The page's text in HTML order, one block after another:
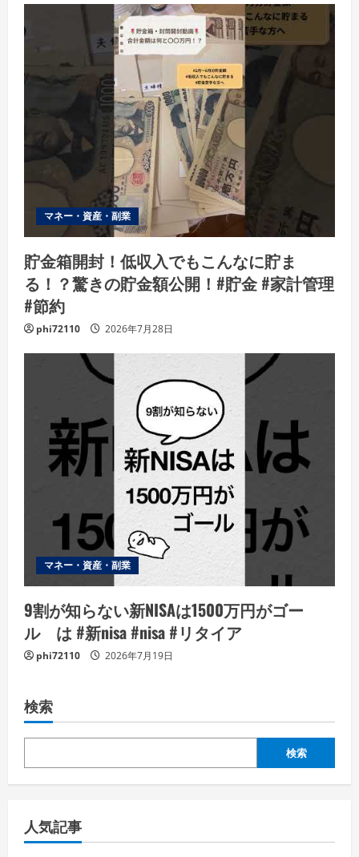
マネー・資産・副業
貯金箱開封！低収入でもこんなに貯ま
る！？驚きの貯金額公開！#貯金 #家計管理
#節約
phi72110 2026年7月28日
マネー・資産・副業
9割が知らない新NISAは1500万円がゴー
ル は #新nisa #nisa #リタイア
phi72110 2026年7月19日
検索
検索
人気記事